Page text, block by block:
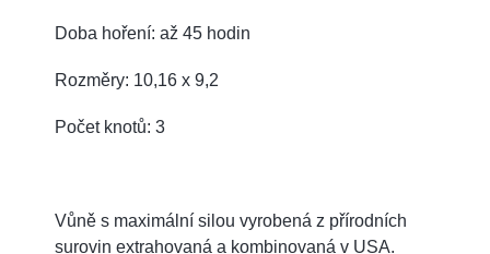
Doba hoření: až 45 hodin
Rozměry: 10,16 x 9,2
Počet knotů: 3
Vůně s maximální silou vyrobená z přírodních
surovin extrahovaná a kombinovaná v USA.